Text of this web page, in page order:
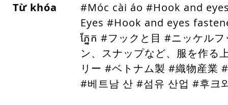
Từ khóa
#Móc cài áo #Hook and
Eyes #Hook and eyes
ភ្នែក #フックと目 #ニッケル
ン、スナップなど、服を作る
リー #ベトナム製 #織物産業
#베트남 산 #섬유 산업 #후크